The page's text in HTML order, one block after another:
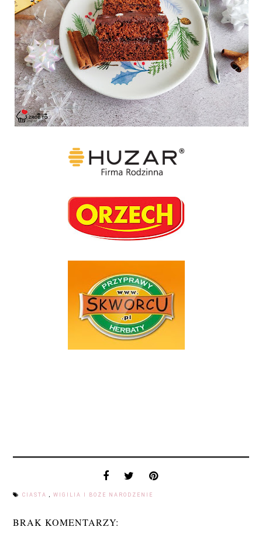
CIASTA,WIGILIA I BOŻE NARODZENIE
BRAK KOMENTARZY: